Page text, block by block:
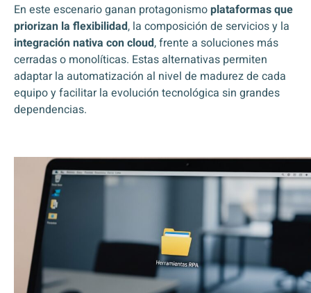
En este escenario ganan protagonismoplataformas que
priorizan la flexibilidad, la composición de servicios y la
integración nativa con cloud, frente a soluciones más
cerradas o monolíticas. Estas alternativas permiten
adaptar la automatización al nivel de madurez de cada
equipo y facilitar la evolución tecnológica sin grandes
dependencias.